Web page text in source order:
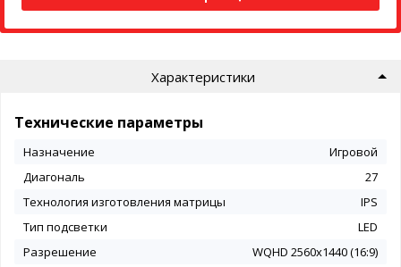
Характеристики
Технические параметры
Назначение
Игровой
Диагональ
27
Технология изготовления матрицы
IPS
Тип подсветки
LED
Разрешение
WQHD 2560x1440 (16:9)